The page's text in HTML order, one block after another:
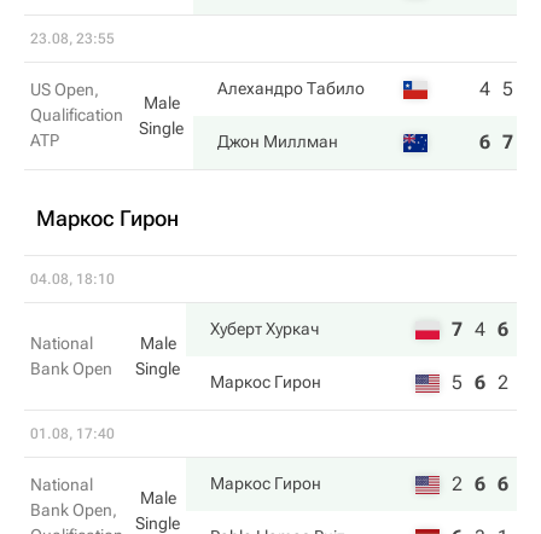
23.08, 23:55
US Open,
Qualification
ATP
Male
Single
Алехандро Табило 4 5
Джон Миллман 6 7
Маркос Гирон
04.08, 18:10
National
Bank Open
Male
Single
Хуберт Хуркач 7 4 6
Маркос Гирон 5 6 2
01.08, 17:40
National
Bank Open,
Male
Single
Маркос Гирон 2 6 6